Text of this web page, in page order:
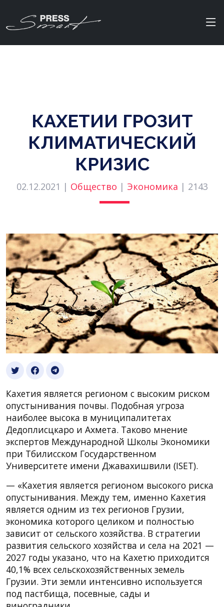
КАХЕТИИ ГРОЗИТ
КЛИМАТИЧЕСКИЙ
КРИЗИС
02.12.2021 | Общество | Экономика | 2143
Кахетия является регионом с высоким риском
опустынивания почвы. Подобная угроза
наиболее высока в муниципалитетах
Дедоплисцкаро и Ахмета. Таково мнение
экспертов Международной Школы Экономики
при Тбилисском Государственном
Университете имени Джавахишвили (ISET).
— «Кахетия является регионом высокого риска
опустынивания. Между тем, именно Кахетия
является одним из тех регионов Грузии,
экономика которого целиком и полностью
зависит от сельского хозяйства. В стратегии
развития сельского хозяйства и села на 2021 —
2027 годы указано, что на Кахетю приходится
40,1% всех сельскохозяйственных земель
Грузии. Эти земли интенсивно используется
под пастбища, посевные, сады и